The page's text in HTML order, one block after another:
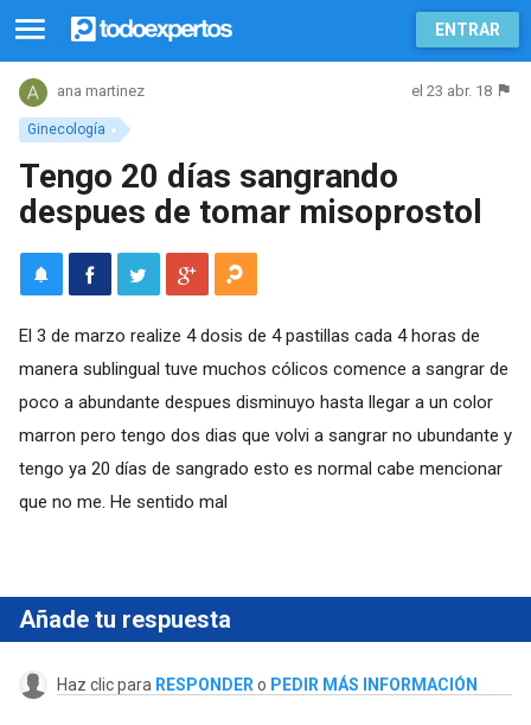
ENTRAR
Ginecología
ana martinez el 23 abr. 18
Tengo 20 días sangrando
despues de tomar misoprostol
El 3 de marzo realize 4 dosis de 4 pastillas cada 4 horas de
manera sublingual tuve muchos cólicos comence a sangrar de
poco a abundante despues disminuyo hasta llegar a un color
marron pero tengo dos dias que volvi a sangrar no ubundante y
tengo ya 20 días de sangrado esto es normal cabe mencionar
que no me. He sentido mal
Añade tu respuesta
Haz clic para RESPONDER o PEDIR MÁS INFORMACIÓN